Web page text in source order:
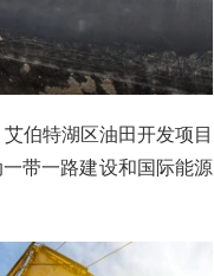
伯特湖区油田开发项目
带一路建设和国际能源